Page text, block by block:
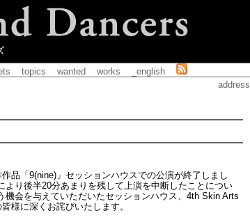
topics wanted works
_english
address
品「9(nine)」セッションハウスでの公演が終了しまし
り後半20分あまりを残して上演を中断したことについ
会を与えていただいたセッションハウス、4th Skin Arts
様に深くお詫びいたします。